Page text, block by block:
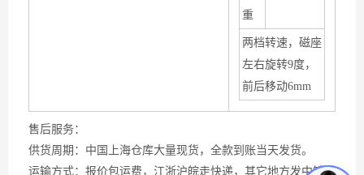
重
两档转速，磁座
左右旋转9度，
前后移动6mm
售后服务：
供货周期：中国上海仓库大量现货，全款到账当天发货。
运输方式：报价包运费，江浙沪皖走快递，其它地方发中铁快